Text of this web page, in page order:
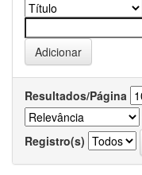
Resultados/Página
Registro(s)